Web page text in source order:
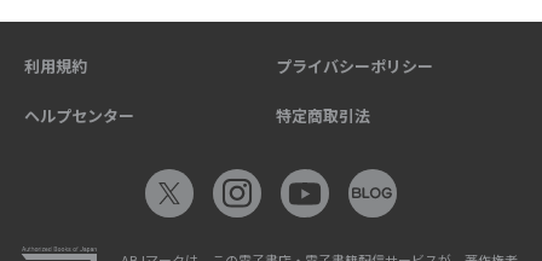
利用規約 プライバシーポリシー
ヘルプセンター 特定商取引法